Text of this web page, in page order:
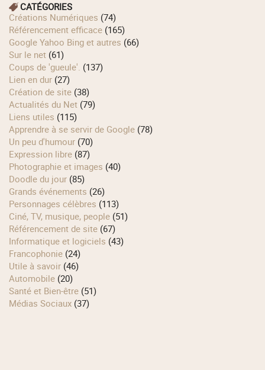
CATÉGORIES
Créations Numériques (74)
Référencement efficace (165)
Google Yahoo Bing et autres (66)
Sur le net (61)
Coups de 'gueule'. (137)
Lien en dur (27)
Création de site (38)
Actualités du Net (79)
Liens utiles (115)
Apprendre à se servir de Google (78)
Un peu d'humour (70)
Expression libre (87)
Photographie et images (40)
Doodle du jour (85)
Grands événements (26)
Personnages célèbres (113)
Ciné, TV, musique, people (51)
Référencement de site (67)
Informatique et logiciels (43)
Francophonie (24)
Utile à savoir (46)
Automobile (20)
Santé et Bien-être (51)
Médias Sociaux (37)